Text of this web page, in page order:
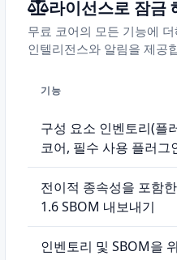
라이선스로 잠금
무료 코어의 모든 기능에
인텔리전스와 알림을 제공
기능
구성 요소 인벤토리(플
코어, 필수 사용 플러그
전이적 종속성을 포함
1.6 SBOM 내보내기
인벤토리 및 SBOM을